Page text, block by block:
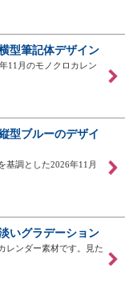
型筆記体デザイン
11月のモノクロカレン
型ブルーのデザイ
基調とした2026年11月
いグラデーション
レンダー素材です。見た